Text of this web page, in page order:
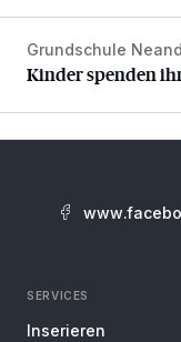
Kinder spenden
Grundschule
Kinder spenden
SERVICES
Inserieren